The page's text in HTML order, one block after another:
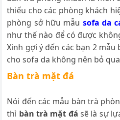
thiếu cho các phòng khách
phòng sở hữu mẫu sofa da
như thế nào để có được
Xinh gợi ý đến các bạn 2
cho sofa da không nên bỏ
Bàn trà mặt đá
Nói đến các mẫu bàn trà
thì bàn trà mặt đá sẽ là sự